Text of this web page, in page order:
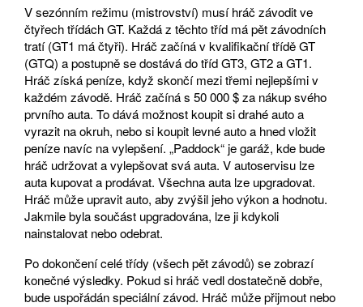
V sezónním režimu (mistrovství) musí hráč závodit ve
čtyřech třídách GT. Každá z těchto tříd má pět závodních
tratí (GT1 má čtyři). Hráč začíná v kvalifikační třídě GT
(GTQ) a postupně se dostává do tříd GT3, GT2 a GT1.
Hráč získá peníze, když skončí mezi třemi nejlepšími v
každém závodě. Hráč začíná s 50 000 $ za nákup svého
prvního auta. To dává možnost koupit si drahé auto a
vyrazit na okruh, nebo si koupit levné auto a hned vložit
peníze navíc na vylepšení. „Paddock“ je garáž, kde bude
hráč udržovat a vylepšovat svá auta. V autoservisu lze
auta kupovat a prodávat. Všechna auta lze upgradovat.
Hráč může upravit auto, aby zvýšil jeho výkon a hodnotu.
Jakmile byla součást upgradována, lze ji kdykoli
nainstalovat nebo odebrat.
Po dokončení celé třídy (všech pět závodů) se zobrazí
konečné výsledky. Pokud si hráč vedl dostatečně dobře,
bude uspořádán speciální závod. Hráč může přijmout nebo